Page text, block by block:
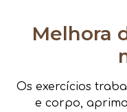
Melhora
Os exercícios
e corpo,